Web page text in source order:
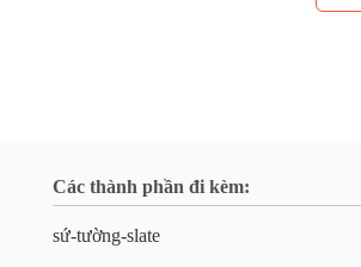
Các thành phần đi kèm:
sứ-tường-slate